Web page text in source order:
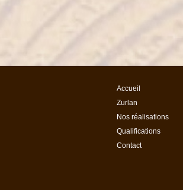
Accueil
Zurlan
Nos réalisations
Qualifications
Contact